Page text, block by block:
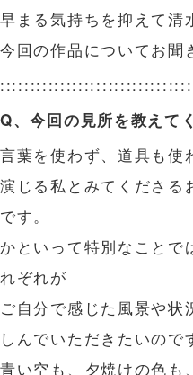
早まる気持ちを抑えて清
今回の作品についてお聞
Q、今回の見所を教えて
言葉を使わず、道具も使
演じる私とみてくださる
です。
かといって特別なことで
れぞれが
ご自分で感じた風景や状
しんでいただきたいので
青い空も、夕焼けの色も